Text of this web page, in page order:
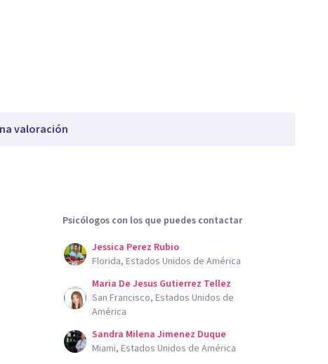
valoración
Psicólogos con los que puedes contactar
Jessica Perez Rubio
Florida, Estados Unidos de América
Maria De Jesus Gutierrez Tellez
San Francisco, Estados Unidos de
América
Sandra Milena Jimenez Duque
Miami, Estados Unidos de América